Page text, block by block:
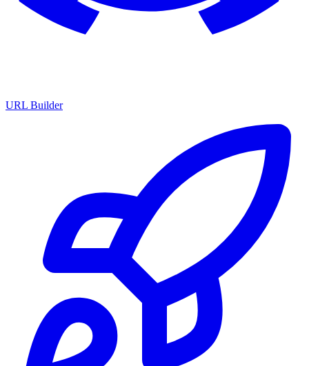
URL Builder